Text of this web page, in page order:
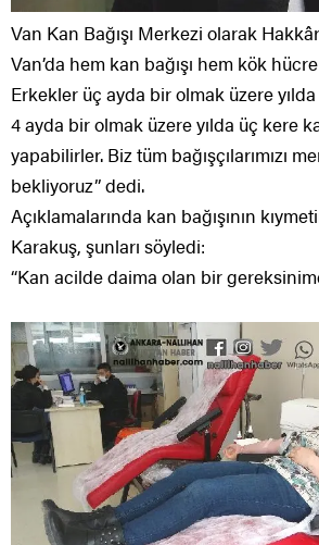
Van Kan Bağışı Merkezi olarak
Van’da hem kan bağışı hem kök hücre
Erkekler üç ayda bir olmak üzere
4 ayda bir olmak üzere yılda üç kere
yapabilirler. Biz tüm bağışçılarımızı
bekliyoruz” dedi.
Açıklamalarında kan bağışının
Karakuş, şunları söyledi:
“Kan acilde daima olan bir